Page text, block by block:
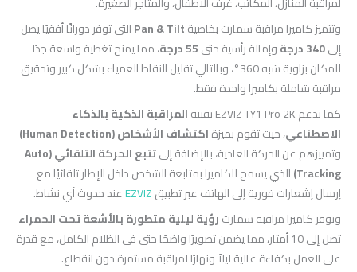
وتتميز كاميرا مراقبة سمارت بخاصيةPan & Tiltالتي توفر دورانًا أفقيًا يصل
إلى340 درجة وإمالة رأسية حتى55 درجة
، مما يمنح تغطية واسعة جدًا
للمكان بزاوية شبه 360°، وبالتالي تقليل النقاط العمياء بشكل كبير وتحقيق
مراقبة شاملة بكاميرا واحدة فقط.
كما تدعم EZVIZ TY1 Pro 2K تقنية
المراقبة الذكية بالذكاء
الاصطناعي، حيث تقوم بميزةاكتشاف الأشخاص (Human Detection)
وتمييزهم عن الحركة العادية، بالإضافة إلى
تتبع الحركة التلقائي (Auto
Tracking) الذي يسمح للكاميرا بمتابعة الشخص داخل الإطار تلقائيًا مع
إرسال إشعارات فورية إلى الهاتف عبر تطبيقEZVIZعند حدوث أي نشاط.
وتوفر كاميرا مراقبة سمارترؤية ليلية متطورة بالأشعة تحت الحمراء
تصل إلى 10 أمتار، مما يضمن تصويرًا واضحًا حتى في الظلام الكامل، مع قدرة
على العمل بكفاءة عالية ليلاً ونهارًا لمراقبة مستمرة دون انقطاع.